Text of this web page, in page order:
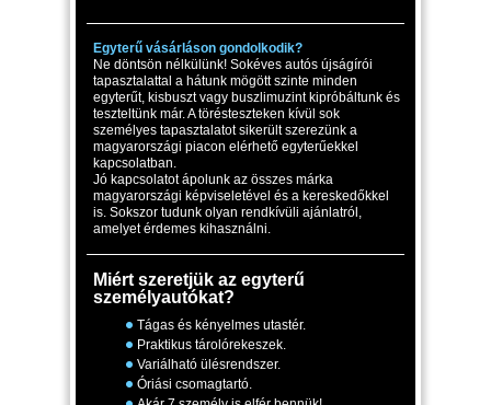
Egyterű vásárláson gondolkodik?
Ne döntsön nélkülünk! Sokéves autós újságírói
tapasztalattal a hátunk mögött szinte minden
egyterűt, kisbuszt vagy buszlimuzint kipróbáltunk és
teszteltünk már. A törésteszteken kívül sok
személyes tapasztalatot sikerült szerezünk a
magyarországi piacon elérhető egyterűekkel
kapcsolatban.
Jó kapcsolatot ápolunk az összes márka
magyarországi képviseletével és a kereskedőkkel
is. Sokszor tudunk olyan rendkívüli ajánlatról,
amelyet érdemes kihasználni.
Miért szeretjük az egyterű
személyautókat?
Tágas és kényelmes utastér.
Praktikus tárolórekeszek.
Variálható ülésrendszer.
Óriási csomagtartó.